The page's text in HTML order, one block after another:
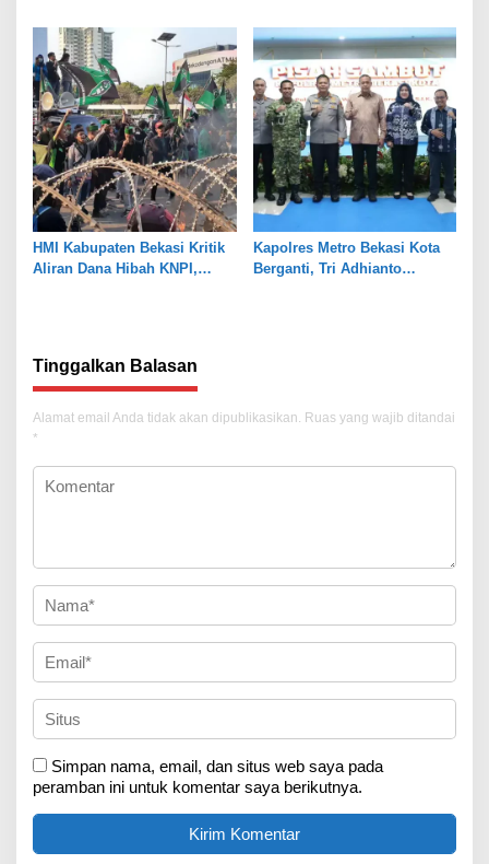
Pendampingan Hukum
Hari Besar
HMI Kabupaten Bekasi Kritik
Aliran Dana Hibah KNPI,
Kapolres Metro Bekasi Kota
Berganti, Tri Adhianto
Tinggalkan Balasan
Alamat email Anda tidak akan dipublikasikan. Ruas yang wajib ditandai
*
Simpan nama, email, dan situs web saya pada
peramban ini untuk komentar saya berikutnya.